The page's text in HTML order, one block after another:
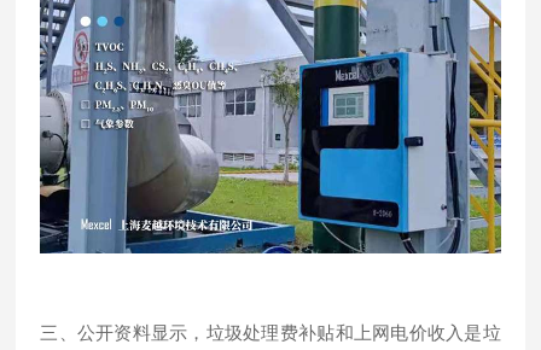
三、公开资料显示，垃圾处理费补贴和上网电价收入是垃